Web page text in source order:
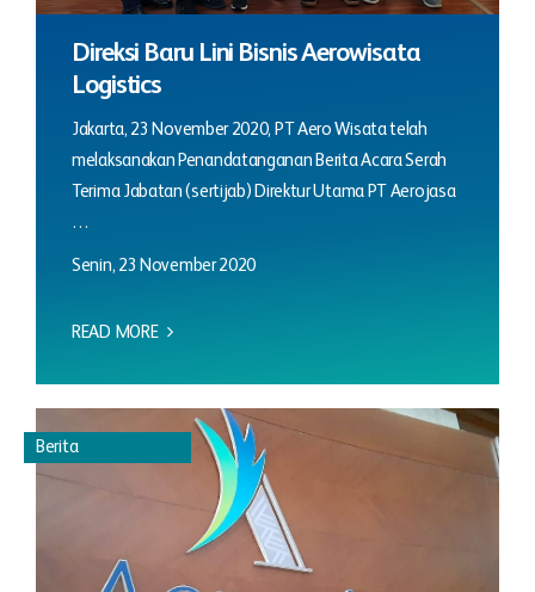
Direksi Baru Lini Bisnis Aerowisata
Logistics
Jakarta, 23 November 2020, PT Aero Wisata telah
melaksanakan Penandatanganan Berita Acara Serah
Terima Jabatan (sertijab) Direktur Utama PT Aerojasa
…
Senin, 23 November 2020
READ MORE
Berita